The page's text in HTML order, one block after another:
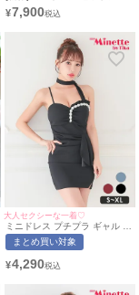
プ ワンピース 上品 ハイネック
ホルターネック バックリボン
バー フリル シフォン 同伴 Aラ
イン スモークピンク キャバド
レス (若林萌々着用) [tk-
mds8886] [Tika/ティカ]
¥7,900
大人セクシーな一着♡
ミニドレス プチプラ ギャル セ
クシー ワンショル 谷間 背中魅
せ ウエストリボン リボン 黒
(あいみん着用/S~XLサイズ対
まとめ買い対象
¥4,290